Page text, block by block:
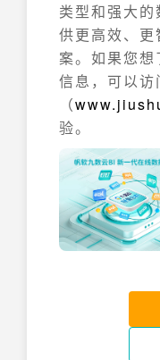
类型和强大
供更高效、
案。如果您
信息，可以访
（
验。